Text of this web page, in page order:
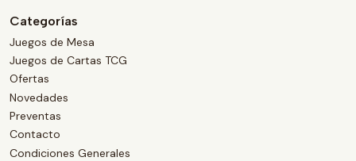
Categorías
Juegos de Mesa
Juegos de Cartas TCG
Ofertas
Novedades
Preventas
Contacto
Condiciones Generales